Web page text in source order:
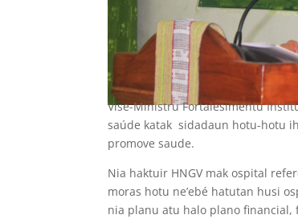
Vise-Ministru Fortalesimentu
saúde katak sidadaun hotu-hotu
promove saude.
Nia haktuir HNGV mak ospital
moras hotu ne’ebé hatutan husi
nia planu atu halo plano